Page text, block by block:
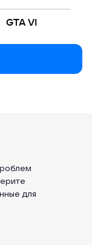
GTA VI
для